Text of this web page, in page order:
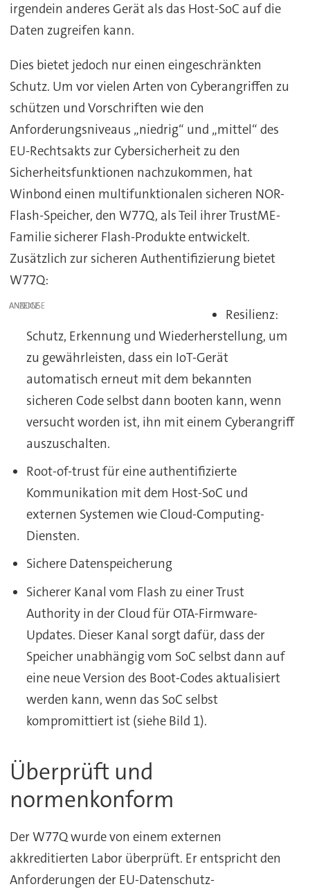
irgendein anderes Gerät als das Host-SoC auf die
Daten zugreifen kann.
Dies bietet jedoch nur einen eingeschränkten
Schutz. Um vor vielen Arten von Cyberangriffen zu
schützen und Vorschriften wie den
Anforderungsniveaus „niedrig“ und „mittel“ des
EU-Rechtsakts zur Cybersicherheit zu den
Sicherheitsfunktionen nachzukommen, hat
Winbond einen multifunktionalen sicheren NOR-
Flash-Speicher, den W77Q, als Teil ihrer TrustME-
Familie sicherer Flash-Produkte entwickelt.
Zusätzlich zur sicheren Authentifizierung bietet
W77Q:
ANZEIGE
Resilienz:
Schutz, Erkennung und Wiederherstellung, um
zu gewährleisten, dass ein IoT-Gerät
automatisch erneut mit dem bekannten
sicheren Code selbst dann booten kann, wenn
versucht worden ist, ihn mit einem Cyberangriff
auszuschalten.
Root-of-trust für eine authentifizierte
Kommunikation mit dem Host-SoC und
externen Systemen wie Cloud-Computing-
Diensten.
Sichere Datenspeicherung
Sicherer Kanal vom Flash zu einer Trust
Authority in der Cloud für OTA-Firmware-
Updates. Dieser Kanal sorgt dafür, dass der
Speicher unabhängig vom SoC selbst dann auf
eine neue Version des Boot-Codes aktualisiert
werden kann, wenn das SoC selbst
kompromittiert ist (siehe Bild 1).
Überprüft und
normenkonform
Der W77Q wurde von einem externen
akkreditierten Labor überprüft. Er entspricht den
Anforderungen der EU-Datenschutz-